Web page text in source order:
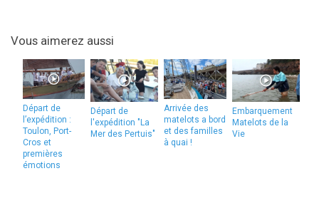
Vous aimerez aussi
Départ de
l’expédition :
Toulon, Port-
Cros et
premières
émotions
Départ de
l'expédition "La
Mer des Pertuis"
Arrivée des
matelots a bord
et des familles
à quai !
Embarquement
Matelots de la
Vie